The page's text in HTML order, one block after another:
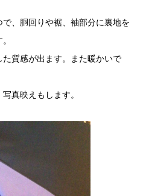
、胴回りや裾、袖部分に裏地を
質感が出ます。また暖かいで
真映えもします。